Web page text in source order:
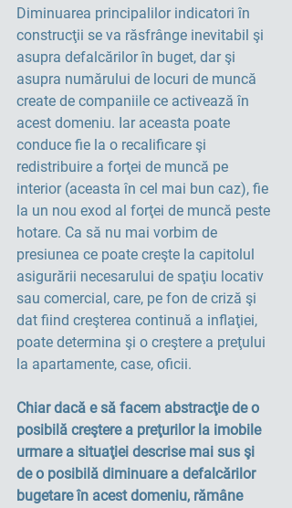
Diminuarea principalilor indicatori în
construcţii se va răsfrânge inevitabil şi
asupra defalcărilor în buget, dar şi
asupra numărului de locuri de muncă
create de companiile ce activează în
acest domeniu. Iar aceasta poate
conduce fie la o recalificare şi
redistribuire a forţei de muncă pe
interior (aceasta în cel mai bun caz), fie
la un nou exod al forţei de muncă peste
hotare. Ca să nu mai vorbim de
presiunea ce poate creşte la capitolul
asigurării necesarului de spaţiu locativ
sau comercial, care, pe fon de criză şi
dat fiind creşterea continuă a inflaţiei,
poate determina şi o creştere a preţului
la apartamente, case, oficii.
Chiar dacă e să facem abstracţie de o
posibilă creştere a preţurilor la imobile
urmare a situaţiei descrise mai sus şi
de o posibilă diminuare a defalcărilor
bugetare în acest domeniu, rămâne